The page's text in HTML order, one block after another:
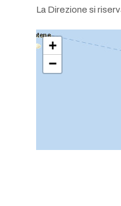
La Direzione si
+
−